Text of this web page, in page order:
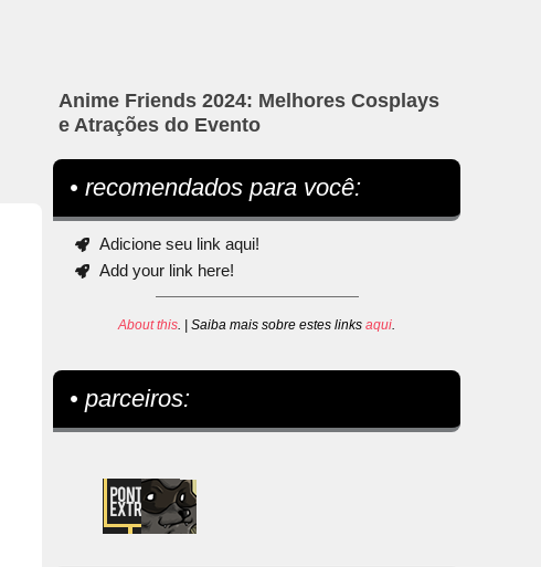
Anime Friends 2024: Melhores Cosplays
e Atrações do Evento
• recomendados para você:
Adicione seu link aqui!
Add your link here!
About this. | Saiba mais sobre estes linksaqui.
• parceiros: